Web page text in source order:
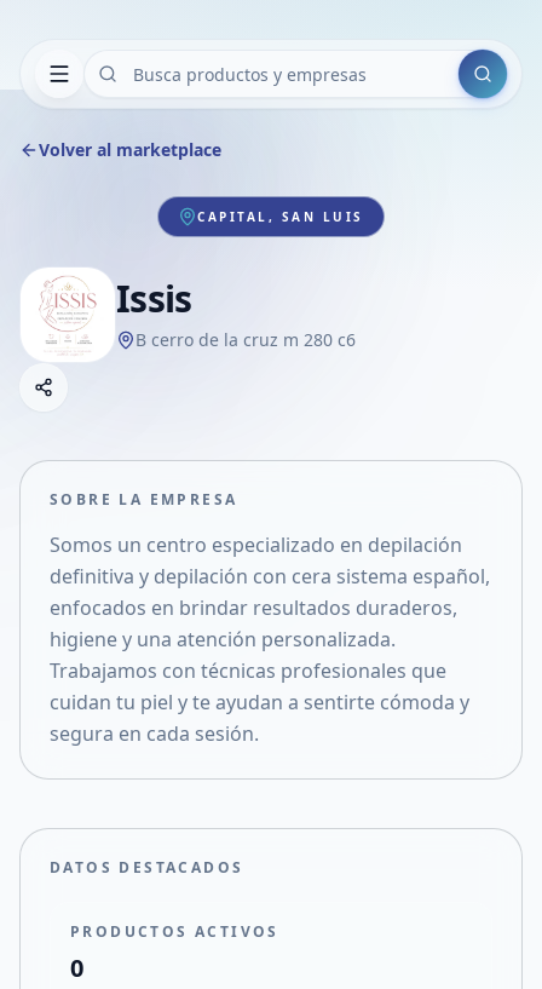
Buscar
Volver al marketplace
CAPITAL, SAN LUIS
Issis
B cerro de la cruz m 280 c6
Compartir empresa
Compartir en X
SOBRE LA EMPRESA
Somos un centro especializado en depilación
definitiva y depilación con cera sistema español,
enfocados en brindar resultados duraderos,
higiene y una atención personalizada.
Trabajamos con técnicas profesionales que
cuidan tu piel y te ayudan a sentirte cómoda y
segura en cada sesión.
DATOS DESTACADOS
PRODUCTOS ACTIVOS
0